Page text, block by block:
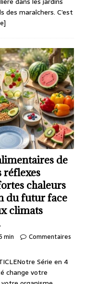
des maraîchers. C’est
de
réflexes
chaleurs
du futur face
climats
min
Commentaires
Série en 4
change votre